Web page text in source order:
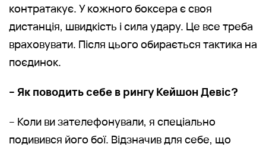
контратакує. У кожного боксера є своя
дистанція, швидкість і сила удару. Це все треба
враховувати. Після цього обирається тактика на
поєдинок.
– Як поводить себе в рингу Кейшон Девіс?
– Коли ви зателефонували, я спеціально
подивився його бої. Відзначив для себе, що